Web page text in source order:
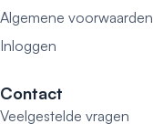
Algemene voorwaarden
Inloggen
Contact
Veelgestelde vragen